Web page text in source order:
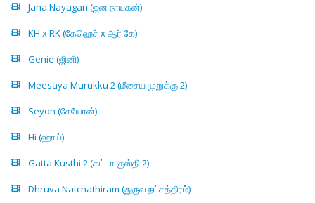
Jana Nayagan (ஜன நாயகன்)
KH x RK (கேஹெச் x ஆர் கே)
Genie (ஜினி)
Meesaya Murukku 2 (மீசைய முறுக்கு 2)
Seyon (சேயோன்)
Hi (ஹாய்)
Gatta Kusthi 2 (கட்டா குஸ்தி 2)
Dhruva Natchathiram (துருவ நட்சத்திரம்)